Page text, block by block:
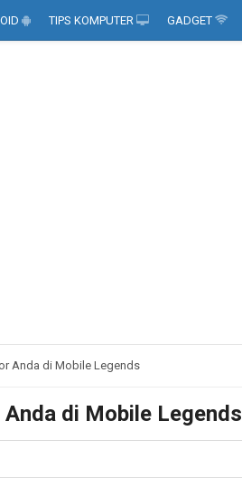
TIPS KOMPUTER GADGET
Anda di Mobile Legends
di Mobile Legends